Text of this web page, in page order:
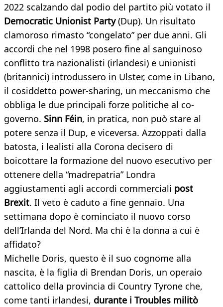
2022 scalzando dal podio del partito più votato il
Democratic Unionist Party(Dup). Un risultato
clamoroso rimasto “congelato” per due anni. Gli
accordi che nel 1998 posero fine al sanguinoso
conflitto tra nazionalisti (irlandesi) e unionisti
(britannici) introdussero in Ulster, come in Libano,
il cosiddetto power-sharing, un meccanismo che
obbliga le due principali forze politiche al co-
governo. Sinn Féin, in pratica, non può stare al
potere senza il Dup, e viceversa. Azzoppati dalla
batosta, i lealisti alla Corona decisero di
boicottare la formazione del nuovo esecutivo per
ottenere della “madrepatria” Londra
aggiustamenti agli accordi commerciali post
Brexit. Il veto è caduto a fine gennaio. Una
settimana dopo è cominciato il nuovo corso
dell’Irlanda del Nord. Ma chi è la donna a cui è
affidato?
Michelle Doris, questo è il suo cognome alla
nascita, è la figlia di Brendan Doris, un operaio
cattolico della provincia di Country Tyrone che,
come tanti irlandesi, durante i Troubles militò